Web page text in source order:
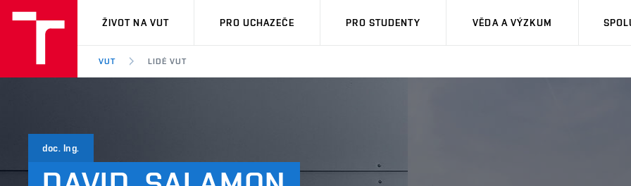
VUT
ŽIVOT NA VUT PRO UCHAZEČE PRO STUDENTY VĚDA A VÝZKUM
VUT LIDÉ VUT
doc. Ing.